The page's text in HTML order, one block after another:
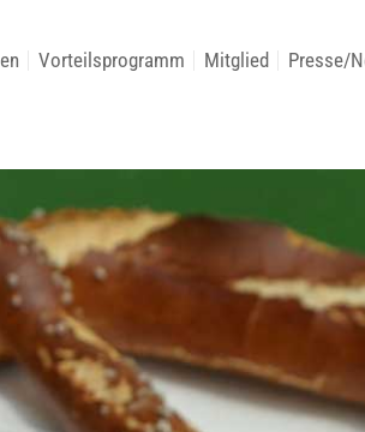
Vorteilsprogramm Mitglied Presse/